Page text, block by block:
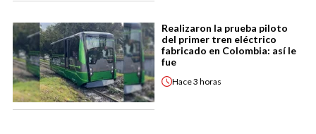
Realizaron la prueba piloto
del primer tren eléctrico
fabricado en Colombia: así le
fue
Hace3 horas